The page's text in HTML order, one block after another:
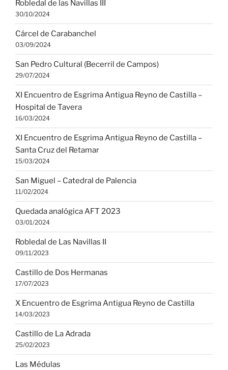
Robledal de las Navillas III
30/10/2024
Cárcel de Carabanchel
03/09/2024
San Pedro Cultural (Becerril de Campos)
29/07/2024
XI Encuentro de Esgrima Antigua Reyno de Castilla –
Hospital de Tavera
16/03/2024
XI Encuentro de Esgrima Antigua Reyno de Castilla –
Santa Cruz del Retamar
15/03/2024
San Miguel – Catedral de Palencia
11/02/2024
Quedada analógica AFT 2023
03/01/2024
Robledal de Las Navillas II
09/11/2023
Castillo de Dos Hermanas
17/07/2023
X Encuentro de Esgrima Antigua Reyno de Castilla
14/03/2023
Castillo de La Adrada
25/02/2023
Las Médulas